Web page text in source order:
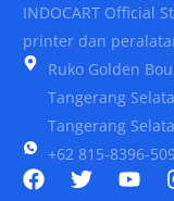
INDOCART Official
printer dan
Ruko Golden
Tangerang
Tangerang
+62 815-8396-